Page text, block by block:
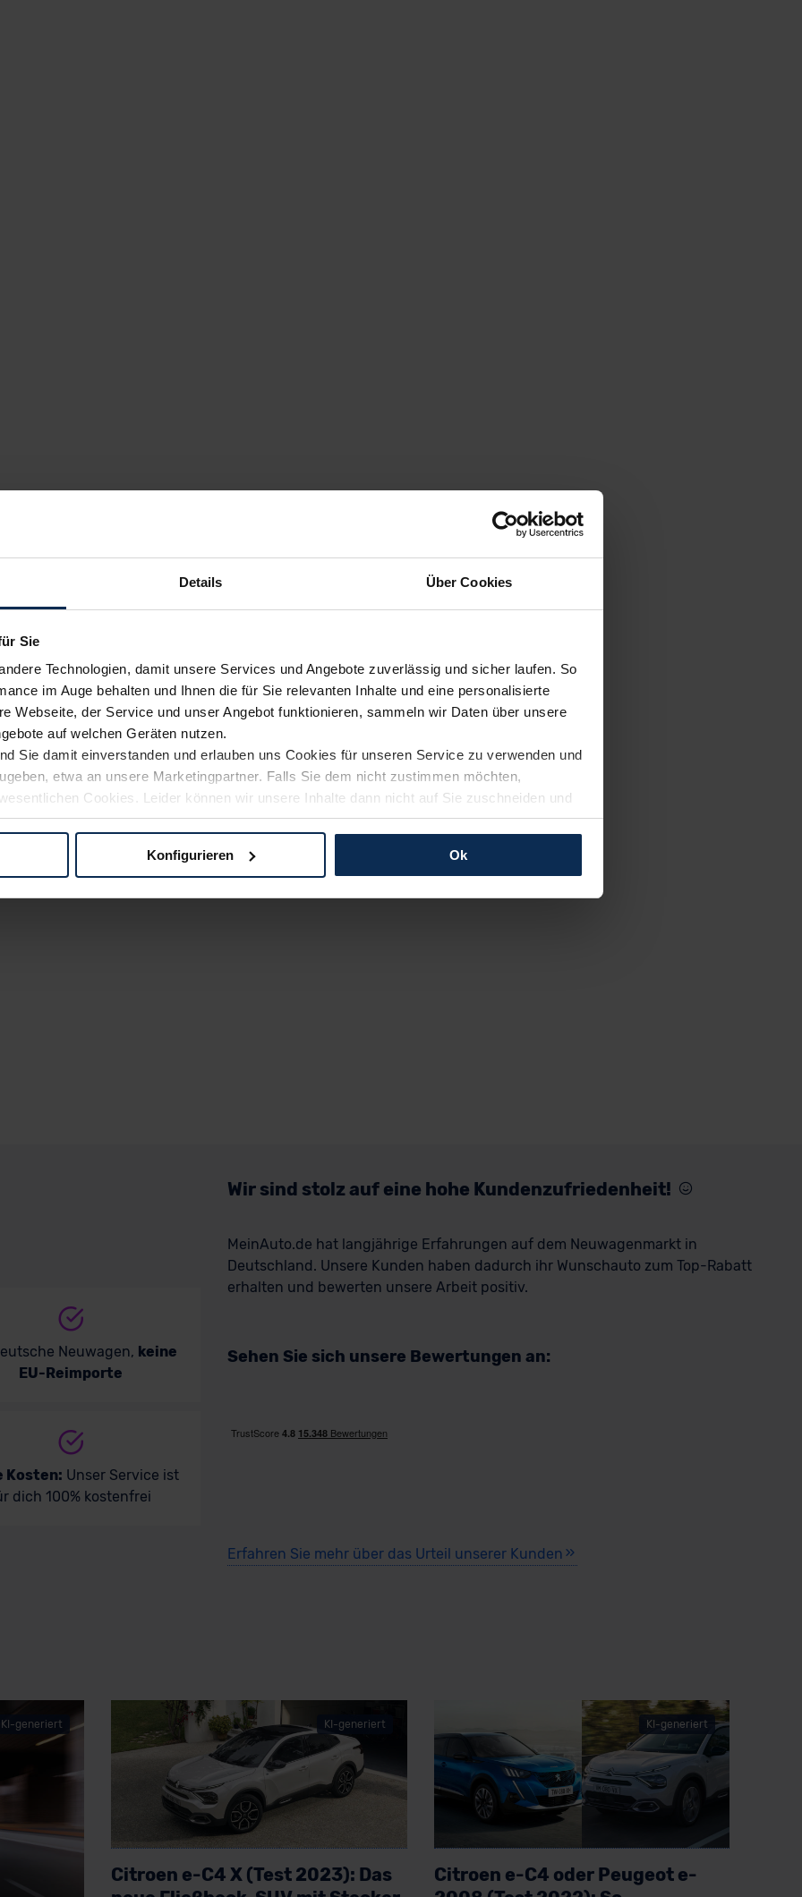
Details Über Cookies
Sie
Technologien, damit unsere Services und Angebote zuverlässig und sicher laufen. So
im Auge behalten und Ihnen die für Sie relevanten Inhalte und eine personalisierte
Webseite, der Service und unser Angebot funktionieren, sammeln wir Daten über unsere
auf welchen Geräten nutzen.
Sie damit einverstanden und erlauben uns Cookies für unseren Service zu verwenden und
etwa an unsere Marketingpartner. Falls Sie dem nicht zustimmen möchten,
Cookies. Leider können wir unsere Inhalte dann nicht auf Sie zuschneiden und
Weg zu Ihrem Neuwagen unterstützen. Sie können die Einstellungen jederzeit anpassen
Konfigurieren Ok
Neuwagen, keine
EU-Reimporte
Kosten: Unser Service ist
dich 100% kostenfrei
Wir sind stolz auf eine hohe Kundenzufriedenheit!
MeinAuto.de hat langjährige Erfahrungen auf dem Neuwagenmarkt in
Deutschland. Unsere Kunden haben dadurch ihr Wunschauto zum Top-Rabatt
erhalten und bewerten unsere Arbeit positiv.
Sehen Sie sich unsere Bewertungen an:
Erfahren Sie mehr über das Urteil unserer Kunden
KI-generiert KI-generiert
Citroen e-C4 X (Test 2023): Das
KI-generiert
Citroen e-C4 oder Peugeot e-